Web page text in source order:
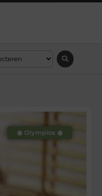
◉ Olympios ◉